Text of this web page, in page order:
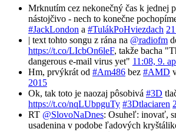
Mrknutím cez nekonečný čas k jednej
nástojčivo - nech to konečne
#JackLondon a #TulákPoHviezdach
| text tohto songu z rána na @radiofm
https://t.co/LIcbOn6leF, takže bacha
dangerous e-mail virus yet" 11:08, 9.
Hm, prvýkrát od #Am486 bez #AMD
2015
Ok, tak toto je naozaj pôsobivá #3D
https://t.co/nqLUbpguTy #3Dtlaciaren
RT @SlovoNaDnes: Osuheľ: inovať,
usadenina v podobe ľadových